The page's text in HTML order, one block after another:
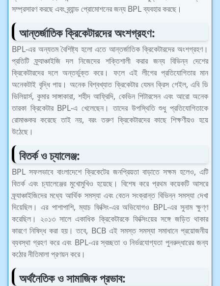
সম্প্রসারণ করছে এবং ব্র্যান্ড প্রোমোশনের জন্য BPL ব্যবহার করছে।
আন্তর্জাতিক ক্রিকেটারদের অংশগ্রহণ:
BPL-এর অন্যতম বৈশিষ্ট্য হলো এতে আন্তর্জাতিক ক্রিকেটারদের অংশগ্রহণ।
প্রতিটি ফ্র্যাঞ্চাইজি দল নিজেদের শক্তিশালী করার জন্য বিভিন্ন দেশের
ক্রিকেটারদের দলে অন্তর্ভুক্ত করে। ফলে এই লীগের প্রতিযোগিতার মান
অনেকটাই বৃদ্ধি পায়। অনেক বিশ্বখ্যাত ক্রিকেটার যেমন ক্রিস গেইল, এবি ডি
ভিলিয়ার্স, কুমার সাঙ্গাকারা, শহীদ আফ্রিদি, কেভিন পিটারসেন এবং আরো অনেক
তারকা ক্রিকেটার BPL-এ খেলেছেন। তাদের উপস্থিতি শুধু প্রতিযোগিতাকে
রোমাঞ্চকর করেছে তাই নয়, বরং তরুণ ক্রিকেটারদের কাছে শিক্ষণীয়ও হয়ে
উঠেছে।
বিতর্ক ও চ্যালেঞ্জ:
BPL সফলভাবে বাংলাদেশে ক্রিকেটের জনপ্রিয়তা বাড়াতে সক্ষম হলেও, এটি
বিতর্ক এবং চ্যালেঞ্জের মুখোমুখিও হয়েছে। বিশেষ করে প্রথম কয়েকটি আসরে
ফ্র্যাঞ্চাইজিদের মধ্যে আর্থিক সমস্যা এবং বেতন সংক্রান্ত বিভিন্ন সমস্যা দেখা
দিয়েছিল। এর পাশাপাশি, ম্যাচ ফিক্সিং-এর অভিযোগও BPL-এর সুনাম ক্ষুণ্ণ
করেছিল। ২০১৩ সালে একাধিক ক্রিকেটারকে ফিক্সিংয়ের সঙ্গে জড়িত থাকার
কারণে নিষিদ্ধ করা হয়। তবে, BCB এই সমস্ত সমস্যা সমাধানে প্রয়োজনীয়
ব্যবস্থা গ্রহণ করে এবং BPL-এর স্বচ্ছতা ও নির্ভরযোগ্যতা পুনরুদ্ধারের জন্য
কঠোর নীতিমালা প্রণয়ন করে।
অর্থনৈতিক ও সামাজিক প্রভাব: